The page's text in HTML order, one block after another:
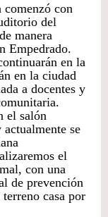
con
del
manera
Empedrado.
en la
en la ciudad
a docentes y
el salón
se
el
con una
de prevención
casa por